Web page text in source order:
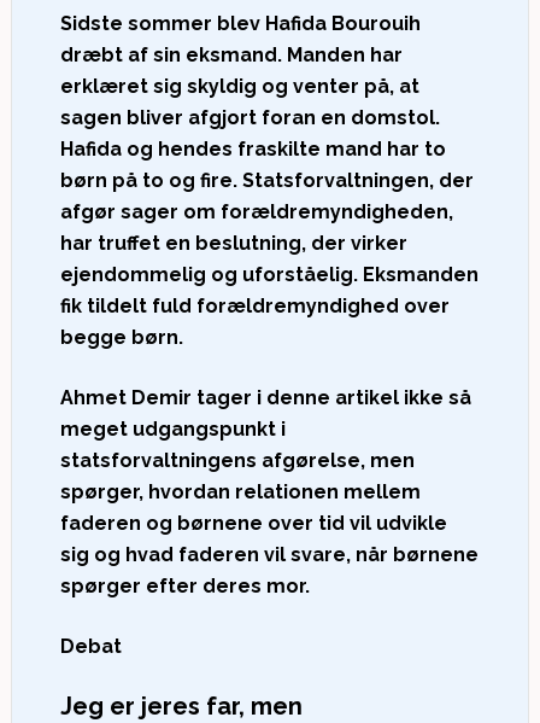
Sidste sommer blev Hafida Bourouih
dræbt af sin eksmand. Manden har
erklæret sig skyldig og venter på, at
sagen bliver afgjort foran en domstol.
Hafida og hendes fraskilte mand har to
børn på to og fire. Statsforvaltningen, der
afgør sager om forældremyndigheden,
har truffet en beslutning, der virker
ejendommelig og uforståelig. Eksmanden
fik tildelt fuld forældremyndighed over
begge børn.
Ahmet Demir tager i denne artikel ikke så
meget udgangspunkt i
statsforvaltningens afgørelse, men
spørger, hvordan relationen mellem
faderen og børnene over tid vil udvikle
sig og hvad faderen vil svare, når børnene
spørger efter deres mor.
Debat
Jeg er jeres far, men